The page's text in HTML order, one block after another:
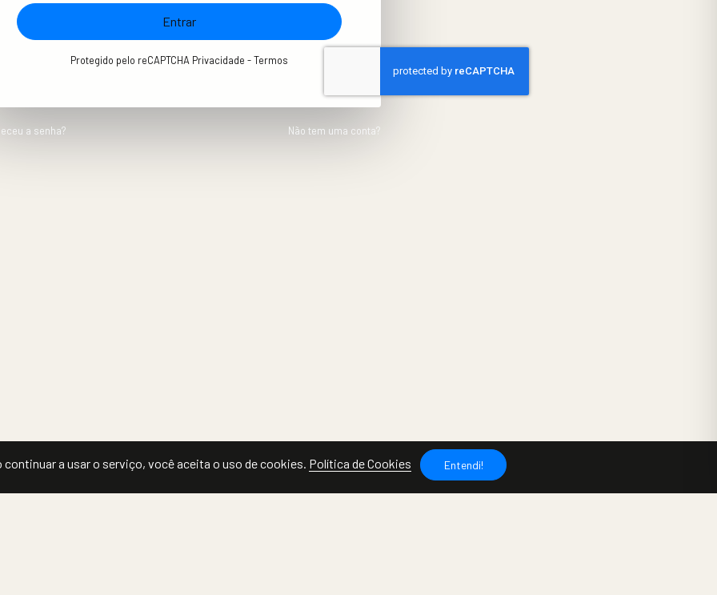
a usar o serviço, você aceita o uso de cookies. Política de Cookies Entendi!
Entrar
Protegido pelo reCAPTCHA Privacidade -Termos
a senha? Não tem uma conta?